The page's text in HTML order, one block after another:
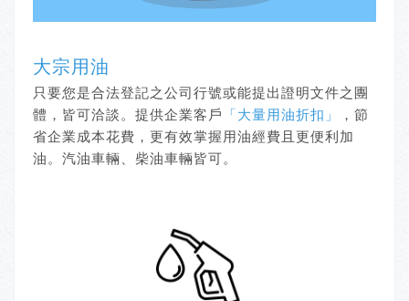
大宗用油
只要您是合法登記之公司行號或能提出證明文件之團
體，皆可洽談。提供企業客戶
「大量用油折扣」
，節
省企業成本花費，更有效掌握用油經費且更便利加
油。汽油車輛、柴油車輛皆可。